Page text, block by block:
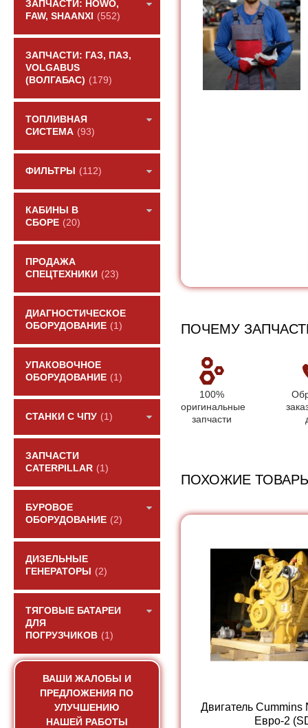
ЗАПЧАСТИ: HOWO,
FAW, SHAANXI
(552)
ЗАПЧАСТИ: ГАЗ, ПАЗ,
VOLGABUS
(ВОЛГАБАС) (179)
ТОПЛИВНАЯ
СИСТЕМА (93)
ФИЛЬТРЫ (112)
КАБИНЫ В
СБОРЕ (20)
ПРОДАЖА
СПЕЦТЕХНИКИ (23)
ДИАГНОСТИЧЕСКОЕ
ОБОРУДОВАНИЕ (1)
УПАКОВОЧНОЕ
ОБОРУДОВАНИЕ (1)
СТАНКИ С ЧПУ (1)
ЗАПЧАСТИ
CATERPILLAR (1)
БУРОВОЕ
ОБОРУДОВАНИЕ (2)
ДИЗЕЛЬНЫЕ
ГЕНЕРАТОРЫ
(2)
ТЯГОВЫЕ БАТАРЕИ
ДЛЯ
ПОГРУЗЧИКОВ (1)
ВАШИ ЖАЛОБЫ И
ПРЕДЛОЖЕНИЯ ПО
УЛУЧШЕНИЮ
НАШЕЙ РАБОТЫ
ПОЧЕМУ
100%
оригинальные
запчасти
ПОХОЖИЕ
Двигатель
Евро-2